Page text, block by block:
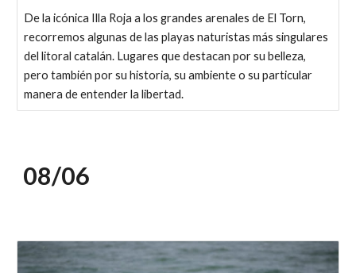
De la icónica Illa Roja a los grandes arenales de El Torn,
recorremos algunas de las playas naturistas más singulares
del litoral catalán. Lugares que destacan por su belleza,
pero también por su historia, su ambiente o su particular
manera de entender la libertad.
08/06